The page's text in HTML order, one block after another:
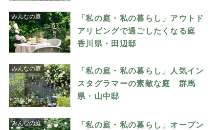
みんなの庭
「私の庭・私の暮らし」アウトド
アリビングで過ごしたくなる庭
香川県・田辺邸
みんなの庭
「私の庭・私の暮らし」人気イン
スタグラマーの素敵な庭 群馬
県・山中邸
みんなの庭
「私の庭・私の暮らし」オープン